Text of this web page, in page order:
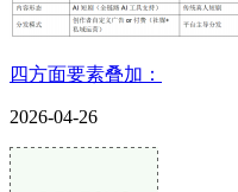
四方面要素叠加：
2026-04-26